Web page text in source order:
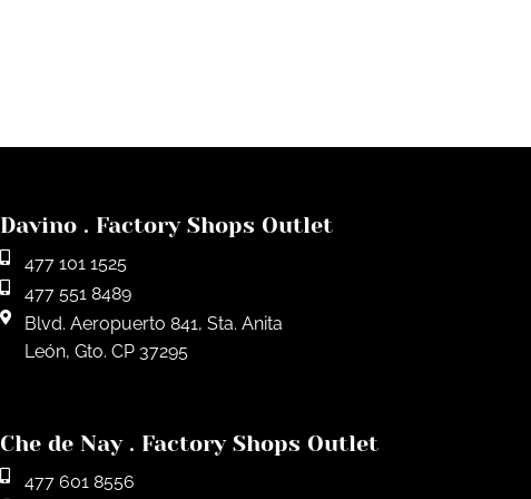
Davino . Factory Shops Outlet
477 101 1525
477 551 8489
Blvd. Aeropuerto 841, Sta. Anita
León, Gto. CP 37295
Che de Nay . Factory Shops Outlet
477 601 8556